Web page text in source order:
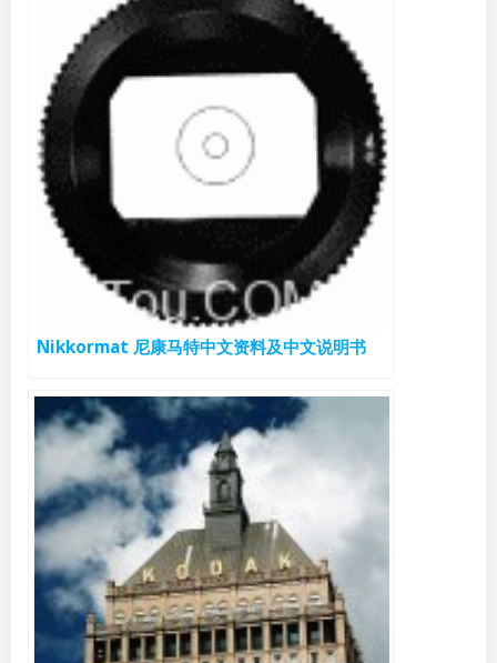
Nikkormat 尼康马特中文资料及中文说明书